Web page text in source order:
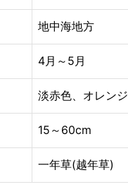
地中海地方
4月～5月
淡赤色、オレンジ
15～60cm
一年草(越年草)